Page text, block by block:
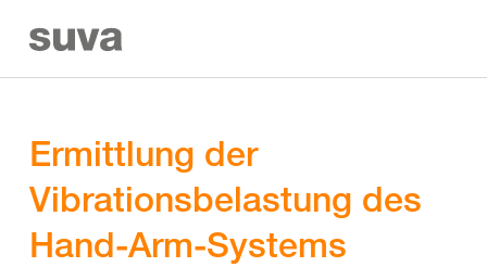
Ermittlung der
Vibrationsbelastung des
Hand-Arm-Systems